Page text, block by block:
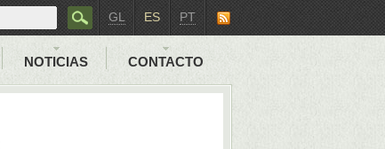
PT
ES
GL
NOTICIAS CONTACTO